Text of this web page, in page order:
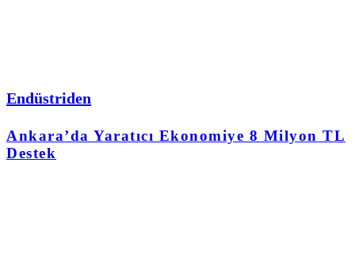
Endüstriden
Ankara’da Yaratıcı Ekonomiye 8 Milyon TL
Destek